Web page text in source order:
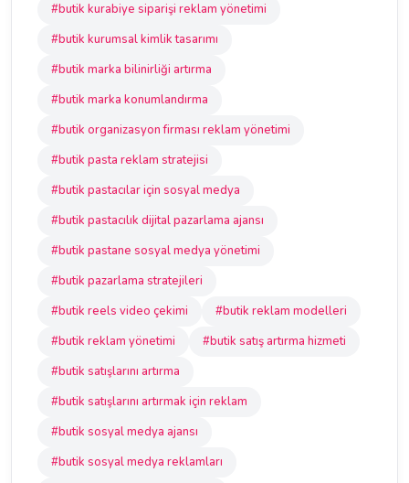
#butik kurabiye siparişi reklam yönetimi
#butik kurumsal kimlik tasarımı
#butik marka bilinirliği artırma
#butik marka konumlandırma
#butik organizasyon firması reklam yönetimi
#butik pasta reklam stratejisi
#butik pastacılar için sosyal medya
#butik pastacılık dijital pazarlama ajansı
#butik pastane sosyal medya yönetimi
#butik pazarlama stratejileri
#butik reels video çekimi
#butik reklam modelleri
#butik reklam yönetimi
#butik satış artırma hizmeti
#butik satışlarını artırma
#butik satışlarını artırmak için reklam
#butik sosyal medya ajansı
#butik sosyal medya reklamları